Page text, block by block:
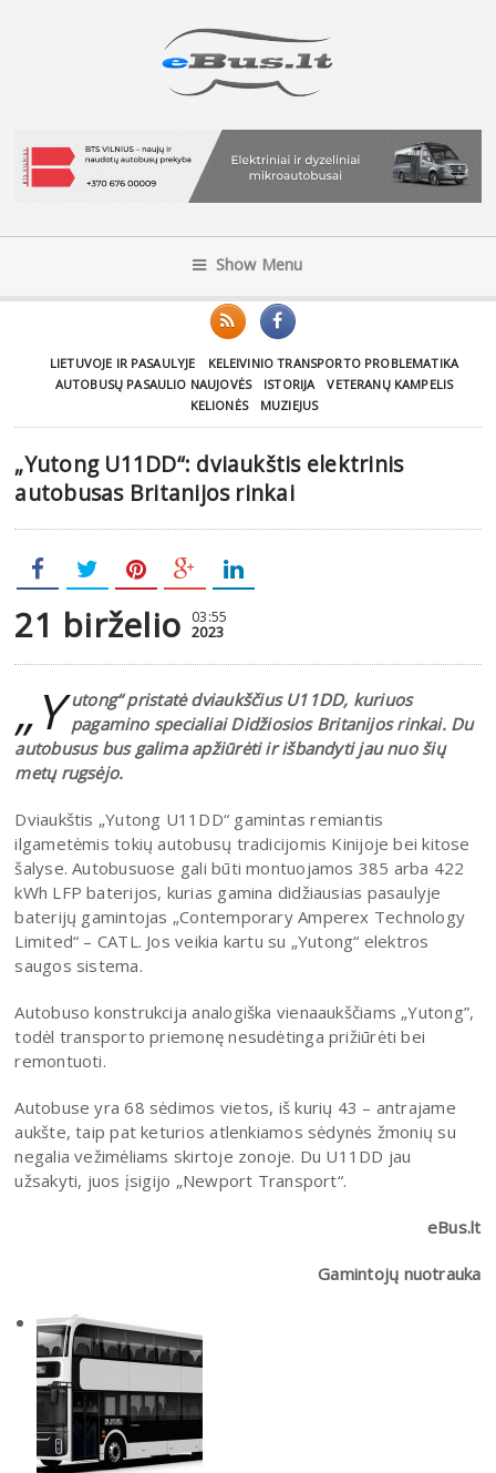
Show Menu
LIETUVOJE IR PASAULYJE
KELEIVINIO TRANSPORTO PROBLEMATIKA
AUTOBUSŲ PASAULIO NAUJOVĖS
ISTORIJA
VETERANŲ KAMPELIS
KELIONĖS
MUZIEJUS
„Yutong U11DD“: dviaukštis elektrinis
autobusas Britanijos rinkai
21 birželio 03:55
2023
„Y utong“ pristatė dviaukščius U11DD, kuriuos
pagamino specialiai Didžiosios Britanijos rinkai. Du
autobusus bus galima apžiūrėti ir išbandyti jau nuo šių
metų rugsėjo.
Dviaukštis „Yutong U11DD“ gamintas remiantis
ilgametėmis tokių autobusų tradicijomis Kinijoje bei kitose
šalyse. Autobusuose gali būti montuojamos 385 arba 422
kWh LFP baterijos, kurias gamina didžiausias pasaulyje
baterijų gamintojas „Contemporary Amperex Technology
Limited“ – CATL. Jos veikia kartu su „Yutong“ elektros
saugos sistema.
Autobuso konstrukcija analogiška vienaaukščiams „Yutong”,
todėl transporto priemonę nesudėtinga prižiūrėti bei
remontuoti.
Autobuse yra 68 sėdimos vietos, iš kurių 43 – antrajame
aukšte, taip pat keturios atlenkiamos sėdynės žmonių su
negalia vežimėliams skirtoje zonoje. Du U11DD jau
užsakyti, juos įsigijo „Newport Transport“.
eBus.lt
Gamintojų nuotrauka